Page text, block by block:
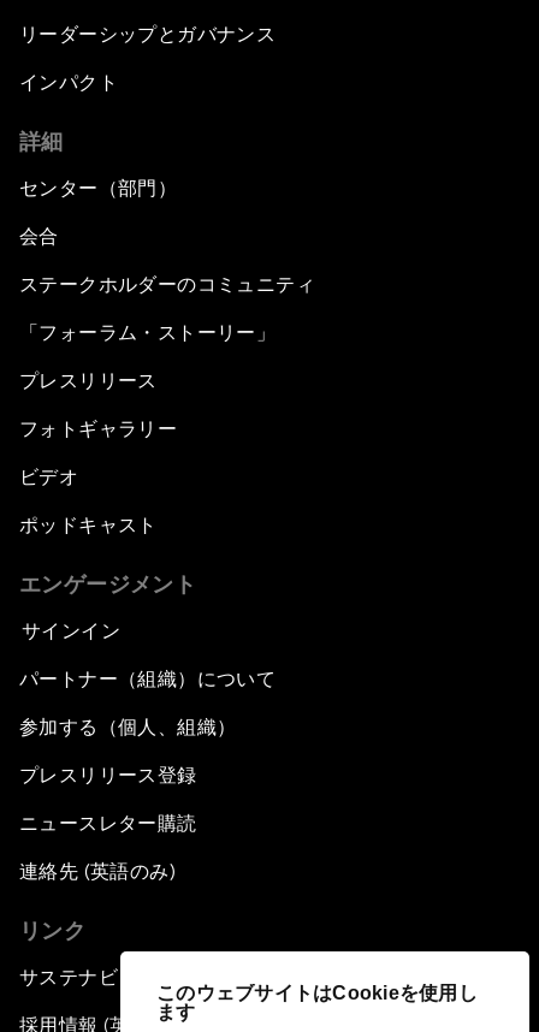
このウェブサイトはCookieを使用し
ます
リーダーシップとガバナンス
インパクト
詳細
センター（部門）
会合
ステークホルダーのコミュニティ
「フォーラム・ストーリー」
プレスリリース
フォトギャラリー
ビデオ
ポッドキャスト
エンゲージメント
サインイン
パートナー（組織）について
参加する（個人、組織）
プレスリリース登録
ニュースレター購読
連絡先 (英語のみ)
リンク
サステナビリティへの取り組み
採用情報 (英語のみ)